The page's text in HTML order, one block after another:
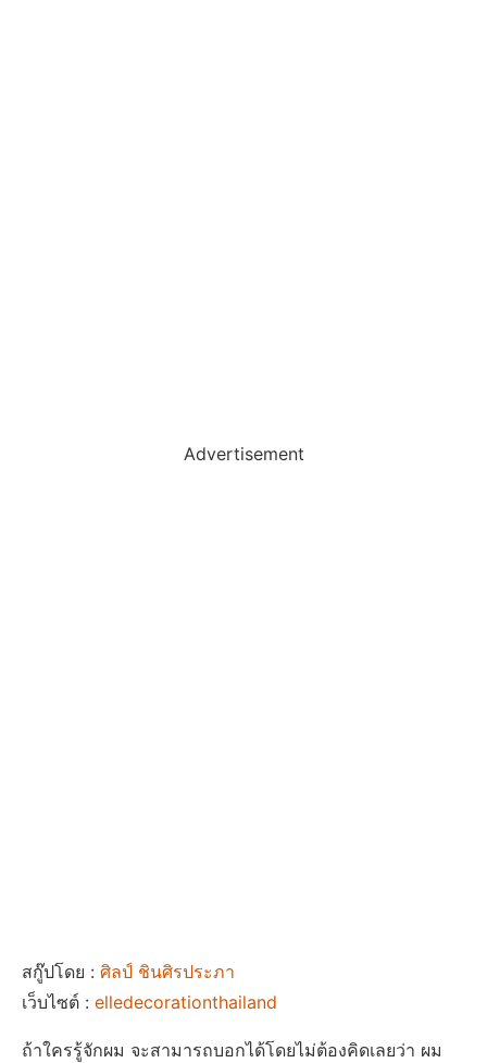
Advertisement
สกู๊ปโดย : ศิลป์ ชินศิรประภา
เว็บไซต์ : elledecorationthailand
ถ้าใครรู้จักผม จะสามารถบอกได้โดยไม่ต้องคิดเลยว่า ผม